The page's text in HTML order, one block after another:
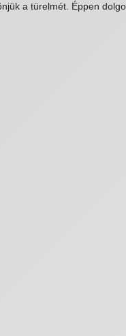
a türelmét. Éppen